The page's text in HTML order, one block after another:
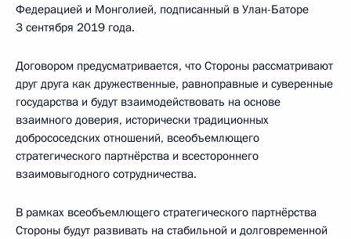
Федерацией и Монголией, подписанный в Улан-Баторе
3 сентября 2019 года.
Договором предусматривается, что Стороны рассматривают
друг друга как дружественные, равноправные и суверенные
государства и будут взаимодействовать на основе
взаимного доверия, исторически традиционных
добрососедских отношений, всеобъемлющего
стратегического партнёрства и всестороннего
взаимовыгодного сотрудничества.
В рамках всеобъемлющего стратегического партнёрства
Стороны будут развивать на стабильной и долговременной